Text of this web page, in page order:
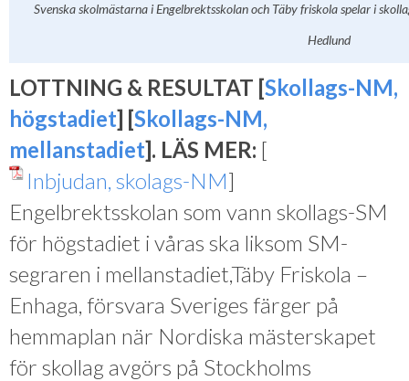
Svenska skolmästarna i Engelbrektsskolan och Täby friskola spelar i
Hedlund
LOTTNING & RESULTAT [Skollags-NM,
högstadiet] [Skollags-NM,
mellanstadiet]. LÄS MER: [
Inbjudan, skolags-NM]
Engelbrektsskolan som vann skollags-SM
för högstadiet i våras ska liksom SM-
segraren i mellanstadiet,Täby Friskola –
Enhaga, försvara Sveriges färger på
hemmaplan när Nordiska mästerskapet
för skollag avgörs på Stockholms